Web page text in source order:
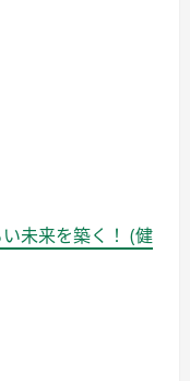
未来を築く！ (健